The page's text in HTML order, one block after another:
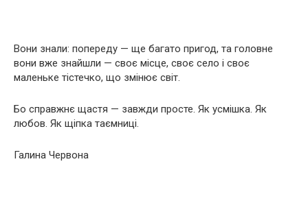
Вони знали: попереду — ще багато пригод, та головне
вони вже знайшли — своє місце, своє село і своє
маленьке тістечко, що змінює світ.
Бо справжнє щастя — завжди просте. Як усмішка. Як
любов. Як щіпка таємниці.
Галина Червона